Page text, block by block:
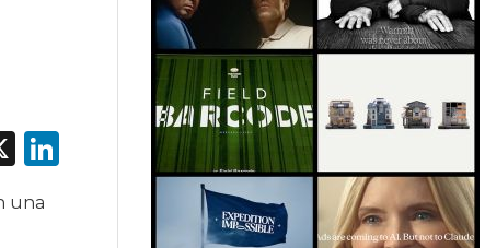
X LinkedIn
una